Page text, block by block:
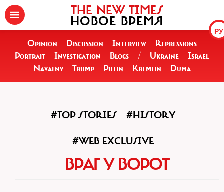
РУ
THE NEW TIMES
НОВОЕ ВРЕМЯ
Opinion Discussion Interview
Repressions
Portrait
Investigation Blogs / Ukraine
Israel
Navalny
Trump Putin Kremlin Duma
#TOP STORIES #HISTORY
#WEB EXCLUSIVE
ВРАГ У ВОРОТ